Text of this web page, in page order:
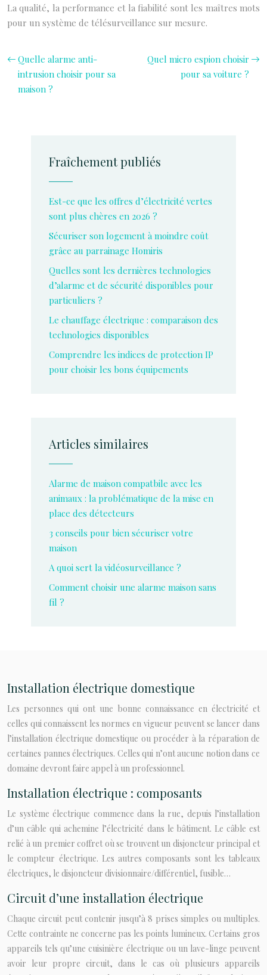
La qualité, la performance et la fiabilité sont les maîtres mots
pour un système de télésurveillance sur mesure.
Quelle alarme anti-
intrusion choisir pour sa
maison ?
Quel micro espion choisir
pour sa voiture ?
Fraîchement publiés
Est-ce que les offres d’électricité vertes
sont plus chères en 2026 ?
Sécuriser son logement à moindre coût
grâce au parrainage Homiris
Quelles sont les dernières technologies
d’alarme et de sécurité disponibles pour
particuliers ?
Le chauffage électrique : comparaison des
technologies disponibles
Comprendre les indices de protection IP
pour choisir les bons équipements
Articles similaires
Alarme de maison compatbile avec les
animaux : la problématique de la mise en
place des détecteurs
3 conseils pour bien sécuriser votre
maison
A quoi sert la vidéosurveillance ?
Comment choisir une alarme maison sans
fil ?
Installation électrique domestique
Les personnes qui ont une bonne connaissance en électricité et
celles qui connaissent les normes en vigueur peuvent se lancer dans
l’installation électrique domestique ou procéder à la réparation de
certaines pannes électriques. Celles qui n’ont aucune notion dans ce
domaine devront faire appel à un professionnel.
Installation électrique : composants
Le système électrique commence dans la rue, depuis l’installation
d’un câble qui achemine l’électricité dans le bâtiment. Le câble est
relié à un premier coffret où se trouvent un disjoncteur principal et
le compteur électrique. Les autres composants sont les tableaux
électriques, le disjoncteur divisionnaire/différentiel, fusible…
Circuit d’une installation électrique
Chaque circuit peut contenir jusqu’à 8 prises simples ou multiples.
Cette contrainte ne concerne pas les points lumineux. Certains gros
appareils tels qu’une cuisinière électrique ou un lave-linge peuvent
avoir leur propre circuit, dans le cas où plusieurs appareils